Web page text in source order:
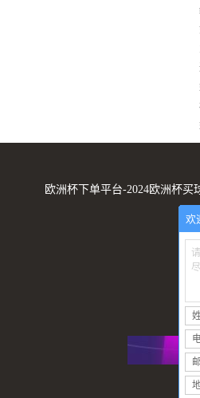
欧洲杯下单平台-2024欧洲杯买
欢